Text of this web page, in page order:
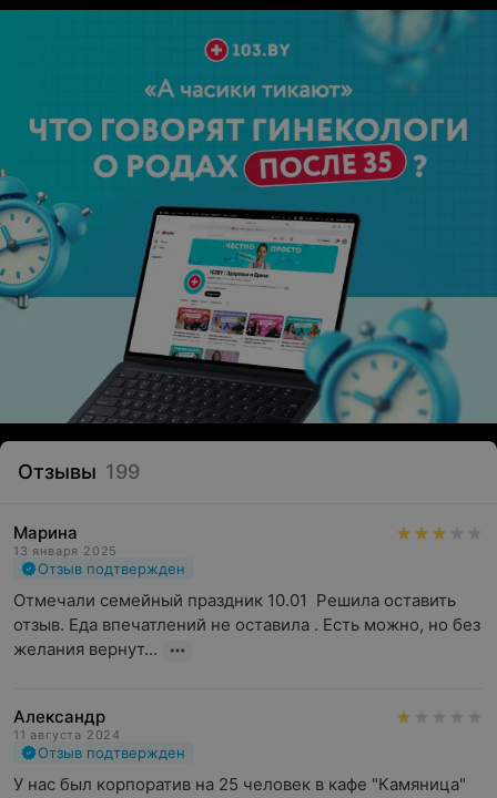
Отзывы 199
Марина
13 января 2025
Отзыв подтвержден
Отмечали семейный праздник 10.01  Решила оставить
отзыв. Еда впечатлений не оставила . Есть можно, но без
желания вернут...
Александр
11 августа 2024
Отзыв подтвержден
У нас был корпоратив на 25 человек в кафе "Камяница"